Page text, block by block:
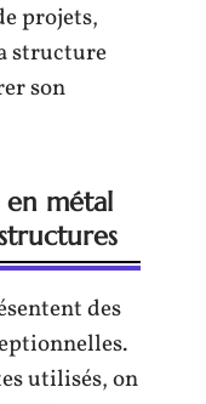
projets,
structure
son
en métal
des
utilisés, on